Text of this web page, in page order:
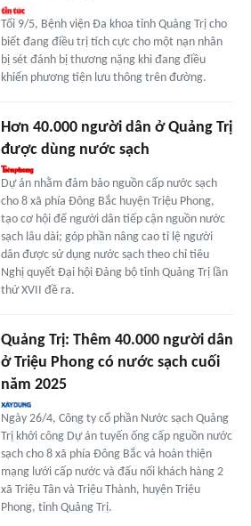
Tối 9/5, Bệnh viện Đa khoa tỉnh Quảng Trị cho
biết đang điều trị tích cực cho một nạn nhân
bị sét đánh bị thương nặng khi đang điều
khiển phương tiện lưu thông trên đường.
Hơn 40.000 người dân ở Quảng Trị
được dùng nước sạch
Dự án nhằm đảm bảo nguồn cấp nước sạch
cho 8 xã phía Đông Bắc huyện Triệu Phong,
tạo cơ hội để người dân tiếp cận nguồn nước
sạch lâu dài; góp phần nâng cao tỉ lệ người
dân được sử dụng nước sạch theo chỉ tiêu
Nghị quyết Đại hội Đảng bộ tỉnh Quảng Trị lần
thứ XVII đề ra.
Quảng Trị: Thêm 40.000 người dân
ở Triệu Phong có nước sạch cuối
năm 2025
Ngày 26/4, Công ty cổ phần Nước sạch Quảng
Trị khởi công Dự án tuyến ống cấp nguồn nước
sạch cho 8 xã phía Đông Bắc và hoàn thiện
mạng lưới cấp nước và đấu nối khách hàng 2
xã Triệu Tân và Triệu Thành, huyện Triệu
Phong, tỉnh Quảng Trị.